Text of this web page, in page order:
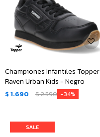
Championes Infantiles Topper
Raven Urban Kids - Negro
$ 1.690 $2.590 34